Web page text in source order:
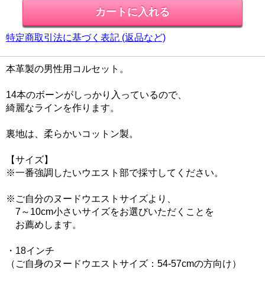
特定商取引法に基づく表記 (返品など)
本革製の男性用コルセット。
14本のボーンがしっかり入っているので、
綺麗なラインを作ります。
裏地は、柔らかいコットン製。
【サイズ】
※一番強調したいウエスト部で採寸してください。
※ご自分のヌードウエストサイズより、
7～10cm小さいサイズをお選びいただくことを
お薦めします。
・18インチ
（ご自身のヌードウエストサイズ：54-57cmの方向け）